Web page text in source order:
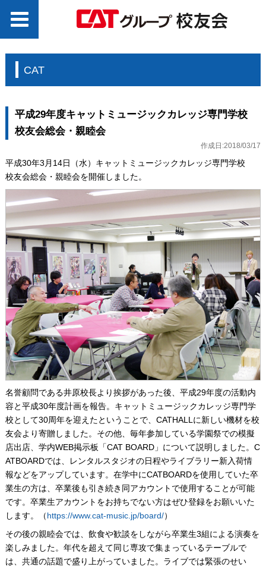
CAT
平成29年度キャットミュージックカレッジ専門学校
校友会総会・親睦会
作成日:2018/03/17
平成30年3月14日（水）キャットミュージックカレッジ専門学校
校友会総会・親睦会を開催しました。
名誉顧問である井原校長より挨拶があった後、平成29年度の活動内
容と平成30年度計画を報告。キャットミュージックカレッジ専門学
校として30周年を迎えたということで、CATHALLに新しい機材を校
友会より寄贈しました。その他、毎年参加している学園祭での模擬
店出店、学内WEB掲示板「CAT BOARD」について説明しました。C
ATBOARDでは、レンタルスタジオの日程やライブラリー新入荷情
報などをアップしています。在学中にCATBOARDを使用していた卒
業生の方は、卒業後も引き続き同アカウントで使用することが可能
です。卒業生アカウントをお持ちでない方はぜひ登録をお願いいた
します。（https://www.cat-music.jp/board/）
その後の親睦会では、飲食や歓談をしながら卒業生3組による演奏を
楽しみました。年代を超えて同じ専攻で集まっているテーブルで
は、共通の話題で盛り上がっていました。ライブでは緊張のせい